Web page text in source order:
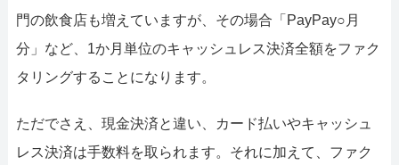
門の飲食店も増えていますが、その場合「PayPay○月
分」など、1か月単位のキャッシュレス決済全額をファク
タリングすることになります。
ただでさえ、現金決済と違い、カード払いやキャッシュ
レス決済は手数料を取られます。それに加えて、ファク